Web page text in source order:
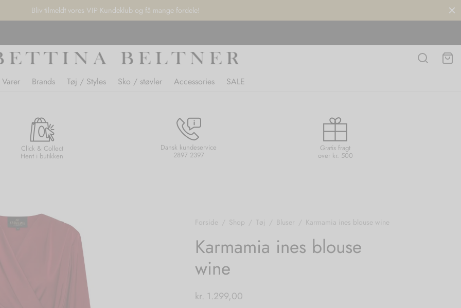
Bliv tilmeldt vores VIP Kundeklub og få mange fordele!
Brands Tøj / Styles Sko / støvler Accessories SALE
Click & Collect
Hent i butikken
Dansk kundeservice
2897 2397
Gratis fragt
over kr. 500
Forside / Shop / Tøj / Bluser / Karmamia ines blouse wine
Karmamia ines blouse
wine
kr. 1.299,00